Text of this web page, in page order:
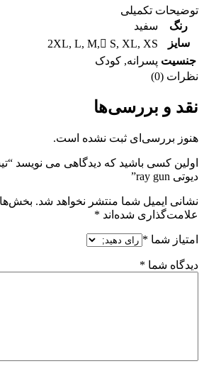
توضیحات تکمیلی
رنگ
سفید
سایز
2XL, L, M, ُS, XL, XS
جنسیت پسرانه, کودک
نظرات (0)
نقد و بررسی‌ها
هنوز بررسی‌ای ثبت نشده است.
اولین کسی باشید که دیدگاهی می نویسد
دیوتی ray gun”
نشانی ایمیل شما منتشر نخواهد شد.
علامت‌گذاری شده‌اند *
امتیاز شما *
دیدگاه شما *